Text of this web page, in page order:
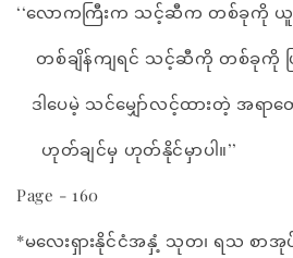
‘‘လောကကြီးက သင့်ဆီက တစ်ခုကို ယူ
တစ်ချိန်ကျရင် သင့်ဆီကို တစ်ခုကို ပြ
ဒါပေမဲ့ သင်မျှော်လင့်ထားတဲ့ အရာတ
ဟုတ်ချင်မှ ဟုတ်နိုင်မှာပါ။’’
Page - 160
*မလေးရှားနိုင်ငံအနှံ့ သုတ၊ ရသ စာအုပ်